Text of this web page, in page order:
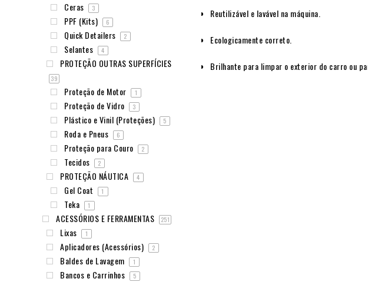
Reutilizável e lavável na máquina.
Ecologicamente correto.
Brilhante para limpar o exterior do carro ou
Ceras 3
PPF (Kits) 6
Quick Detailers 2
Selantes 4
PROTEÇÃO OUTRAS SUPERFÍCIES
39
Proteção de Motor 1
Proteção de Vidro 3
Plástico e Vinil (Proteções) 5
Roda e Pneus 6
Proteção para Couro 2
Tecidos 2
PROTEÇÃO NÁUTICA 4
Gel Coat 1
Teka 1
ACESSÓRIOS E FERRAMENTAS 251
Lixas 1
Aplicadores (Acessórios) 2
Baldes de Lavagem 1
Bancos e Carrinhos 5